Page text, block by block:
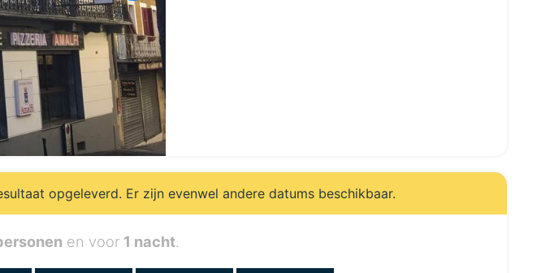
opgeleverd. Er zijn evenwel andere datums beschikbaar.
en voor 1 nacht.